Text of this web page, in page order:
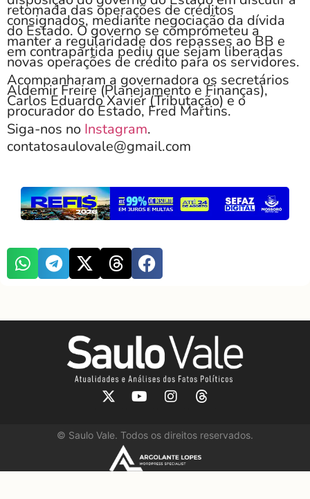
retomada das operações de créditos
consignados, mediante negociação da dívida
do Estado. O governo se comprometeu a
manter a regularidade dos repasses ao BB e
em contrapartida pediu que sejam liberadas
novas operações de crédito para os servidores.
Acompanharam a governadora os secretários
Aldemir Freire (Planejamento e Finanças),
Carlos Eduardo Xavier (Tributação) e o
procurador do Estado, Fred Martins.
Siga-nos no Instagram.
contatosaulovale@gmail.com
© Saulo Vale. Todos os direitos reservados.